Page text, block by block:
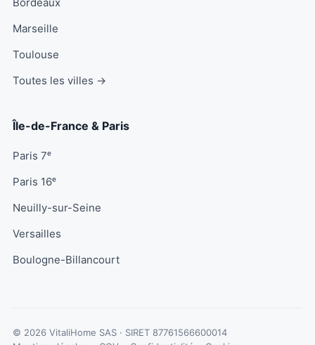
Marseille
Toulouse
Toutes les villes →
Île-de-France & Paris
Paris 7ᵉ
Paris 16ᵉ
Neuilly-sur-Seine
Versailles
Boulogne-Billancourt
© 2026 VitaliHome SAS · SIRET 87761566600014